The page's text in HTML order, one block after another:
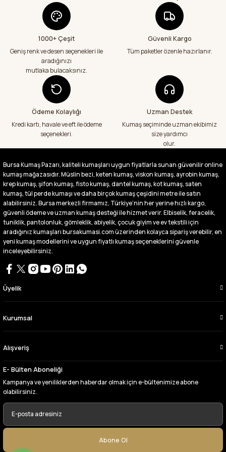
geçenlere teşekkür ediyorum
Abdurrahman Samsur | 24/07/2026
Aradığım kumaşçı artık hep buradan alış
veriş yapacağım in şa Allah çünkü 4 farklı
kumaş aldım hem ölçü olarak hem
görüntü,doku olarak çok memnun kaldım
emeği geçenlere teşekkür ediyorum
A... S... | 24/07/2026
Fiyatlar uygun ve çok fazla seçenek var
büyük kolaylık emeği geçenlere teşekkür
Buradan ikinci alışverişim ikisinden de çok
memnun kaldım teşekkürler.
Büşra Singeç | 02/07/2026
Bursa kumaş pazarından defalarca kumaş
aldım videoda anlatılıp gosterildigi gibi
çıktı. bu zamana kadar sorun yaşamadım
uygun fiyatlarından ve kalitesinden dolayı
tercih ettiğim kumaşçi
D... Ç... | 27/06/2026
Çok memnun kaldım,teşekkürler
1000+ Çeşit
Geniş renk ve desen seçenekleri ile
aradığınızı
mutlaka bulacaksınız.
Güvenli Kargo
Tüm paketler özenle hazırlanır.
Ödeme Kolaylığı
Kredi kartı, havale ve eft ile ödeme
seçenekleri.
Uzman Destek
Kumaş seçiminde uzman ekibimiz
size yardımcı
olur.
Bursa Kumaş Pazarı, kaliteli kumaşları uygun fiyatlarla sunan güvenilir online
kumaş mağazasıdır. Müslin bezi, keten kumaş, viskon kumaş, ayrobin kumaş,
krep kumaş, şifon kumaş, fisto kumaş, dantel kumaş, kot kumaş, saten
kumaş, tül perde kumaşı ve daha birçok kumaş çeşidini metre ile satın
alabilirsiniz. Bursa merkezli firmamız, Türkiye’nin her yerine hızlı kargo,
güvenli ödeme ve uzman kumaş desteği ile hizmet verir. Elbiselik, feracelik,
tuniklik, pantolonluk, gömleklik, abiyelik, çocuk giyim ve ev tekstili için
aradığınız kumaşları bursakumasi.com üzerinden kolayca sipariş verebilir, en
yeni kumaş modellerini ve uygun fiyatlı kumaş seçeneklerini güvenle
inceleyebilirsiniz.
Üyelik
Kurumsal
Alışveriş
E- Bülten Aboneliği
Kampanya ve yeniliklerden haberdar olmak için e-bültenimize abone
olabilirsiniz.
Abone Ol